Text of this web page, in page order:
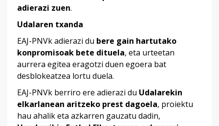
adierazi zuen.
Udalaren txanda
EAJ-PNVk adierazi du bere gain hartutako
konpromisoak bete dituela, eta urteetan
aurrera egitea eragotzi duen egoera bat
desblokeatzea lortu duela.
EAJ-PNVk berriro ere adierazi du Udalarekin
elkarlanean aritzeko prest dagoela, proiektu
hau ahalik eta azkarren gauzatu dadin,